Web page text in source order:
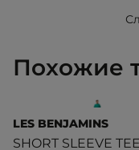
Похожие
LES BENJAMINS
SHORT SLEEVE